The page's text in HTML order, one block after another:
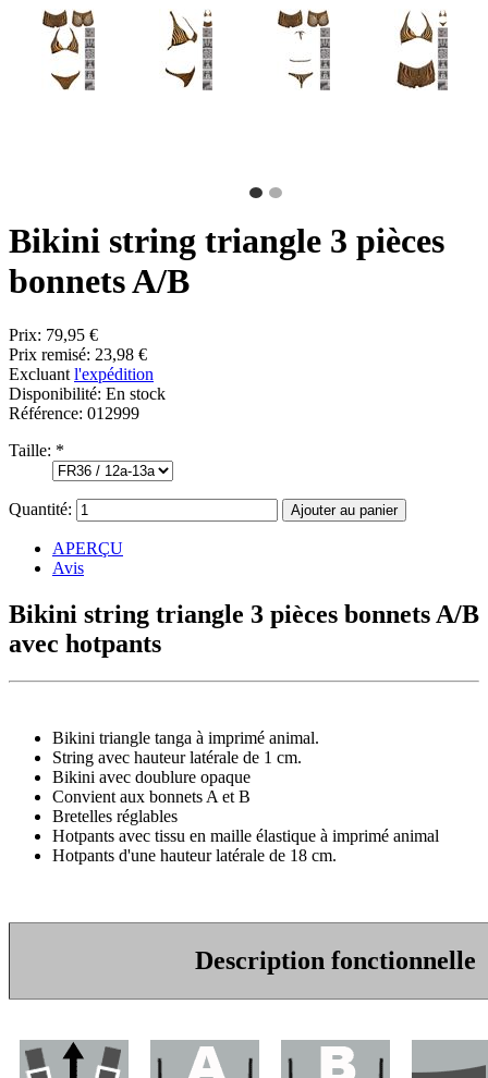
Bikini string triangle 3 pièces
bonnets A/B
Prix: 79,95 €
Prix remisé: 23,98 €
Excluant l'expédition
Disponibilité: En stock
Référence: 012999
Taille: *
Quantité:
APERÇU
Avis
Bikini string triangle 3 pièces bonnets A/B
avec hotpants
Bikini triangle tanga à imprimé animal.
String avec hauteur latérale de 1 cm.
Bikini avec doublure opaque
Convient aux bonnets A et B
Bretelles réglables
Hotpants avec tissu en maille élastique à imprimé animal
Hotpants d'une hauteur latérale de 18 cm.
Description fonctionnelle